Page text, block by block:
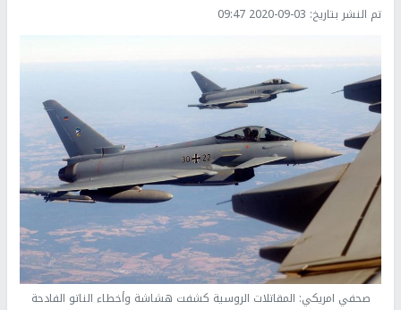
تم النشر بتاريخ: 2020-09-03 09:47
صحفي امريكي: المقاتلات الروسية كشفت هشاشة وأخطاء الناتو الفادحة